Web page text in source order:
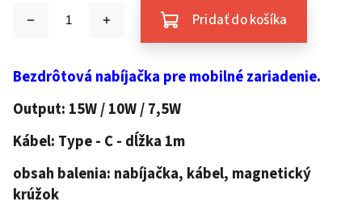
Pridať do košíka
Bezdrôtová nabíjačka pre mobilné zariadenie.
Output: 15W / 10W / 7,5W
Kábel: Type - C - dĺžka 1m
obsah balenia: nabíjačka, kábel, magnetický
krúžok